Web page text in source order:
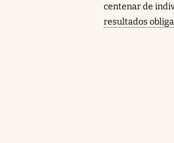
centenar de
resultados